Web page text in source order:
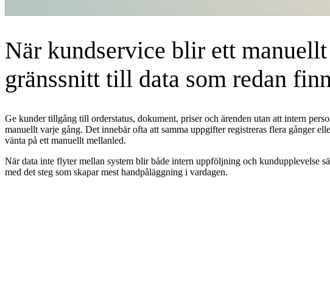
När kundservice blir ett manuellt
gränssnitt till data som redan
Ge kunder tillgång till orderstatus, dokument, priser och ärenden utan att intern
manuellt varje gång. Det innebär ofta att samma uppgifter registreras flera gånger
vänta på ett manuellt mellanled.
När data inte flyter mellan system blir både intern uppföljning och kundupplevelse
med det steg som skapar mest handpåläggning i vardagen.